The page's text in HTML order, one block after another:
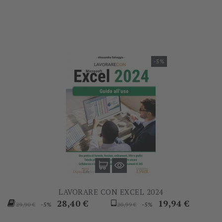
-5%
LAVORARE CON EXCEL 2024
Prezzo
29,90 € -5% Prezzo
28,40 €
Prezzo
20,99 € -5% Prezzo
19,94 €